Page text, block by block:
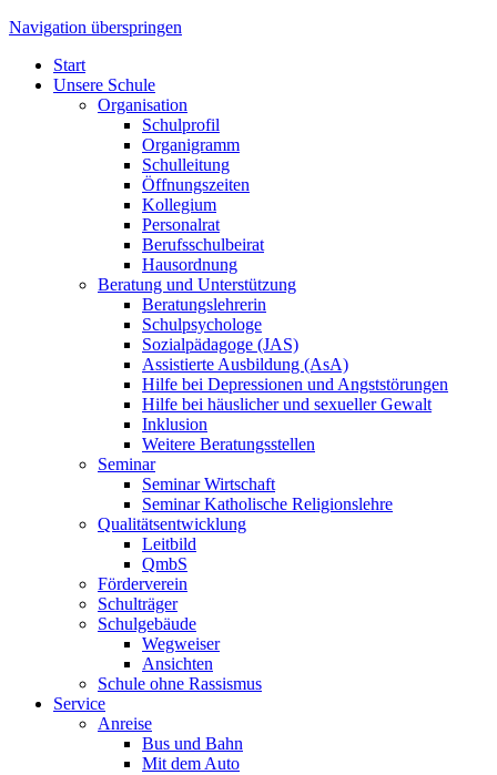
Navigation überspringen
Start
Unsere Schule
Organisation
Schulprofil
Organigramm
Schulleitung
Öffnungszeiten
Kollegium
Personalrat
Berufsschulbeirat
Hausordnung
Beratung und Unterstützung
Beratungslehrerin
Schulpsychologe
Sozialpädagoge (JAS)
Assistierte Ausbildung (AsA)
Hilfe bei Depressionen und Angststörungen
Hilfe bei häuslicher und sexueller Gewalt
Inklusion
Weitere Beratungsstellen
Seminar
Seminar Wirtschaft
Seminar Katholische Religionslehre
Qualitätsentwicklung
Leitbild
QmbS
Förderverein
Schulträger
Schulgebäude
Wegweiser
Ansichten
Schule ohne Rassismus
Service
Anreise
Bus und Bahn
Mit dem Auto